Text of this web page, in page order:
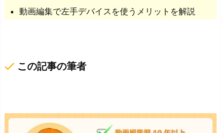
動画編集で左手デバイスを使うメリットを解説
done この記事の筆者